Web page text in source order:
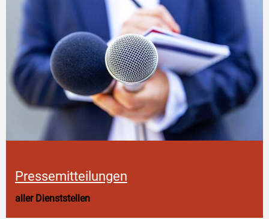
Pressemitteilungen
aller Dienststellen